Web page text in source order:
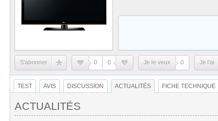
S'abonner 0 0 Je le veux 0 Je l'ai
TEST AVIS DISCUSSION ACTUALITÉS FICHE TECHNIQUE
ACTUALITÉS